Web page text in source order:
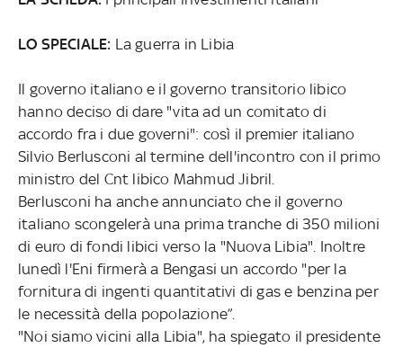
LO SPECIALE: La guerra in Libia
Il governo italiano e il governo transitorio libico
hanno deciso di dare "vita ad un comitato di
accordo fra i due governi": così il premier italiano
Silvio Berlusconi al termine dell'incontro con il primo
ministro del Cnt libico Mahmud Jibril.
Berlusconi ha anche annunciato che il governo
italiano scongelerà una prima tranche di 350 milioni
di euro di fondi libici verso la "Nuova Libia". Inoltre
lunedì l'Eni firmerà a Bengasi un accordo "per la
fornitura di ingenti quantitativi di gas e benzina per
le necessità della popolazione”.
"Noi siamo vicini alla Libia", ha spiegato il presidente